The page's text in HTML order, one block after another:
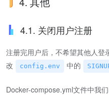
4.1. 关闭用户注册
注册完用户后，不希望其他人登
改
config.env 中的
Docker-compose.yml文件中我